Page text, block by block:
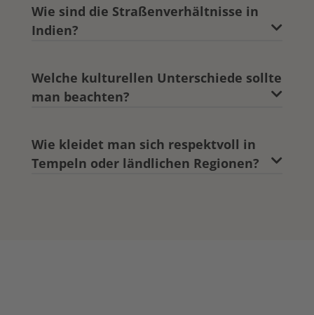
Wie sind die Straßenverhältnisse in
Indien?
Welche kulturellen Unterschiede sollte
man beachten?
Wie kleidet man sich respektvoll in
Tempeln oder ländlichen Regionen?